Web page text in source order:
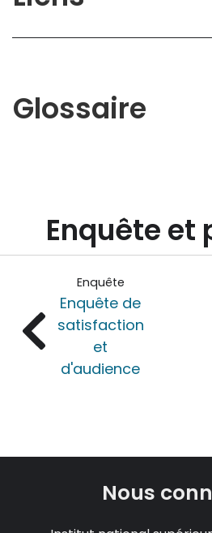
Glossaire
Enquête et
Enquête
Enquête de
satisfaction
et
d'audience
Nous